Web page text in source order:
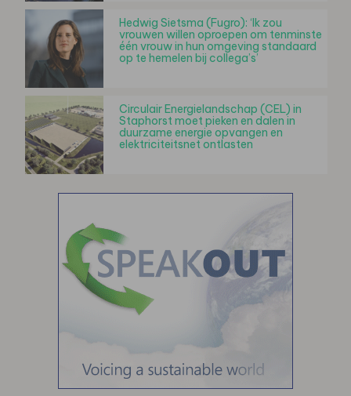
Hedwig Sietsma (Fugro): ‘Ik zou
vrouwen willen oproepen om tenminste
één vrouw in hun omgeving standaard
op te hemelen bij collega’s’
Circulair Energielandschap (CEL) in
Staphorst moet pieken en dalen in
duurzame energie opvangen en
elektriciteitsnet ontlasten